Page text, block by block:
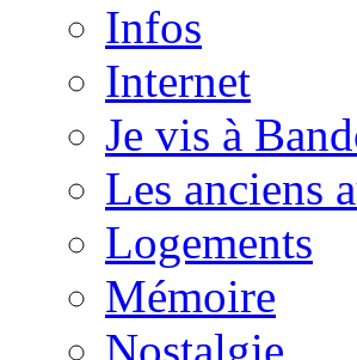
Infos
Internet
Je vis à
Les anciens
Logements
Mémoire